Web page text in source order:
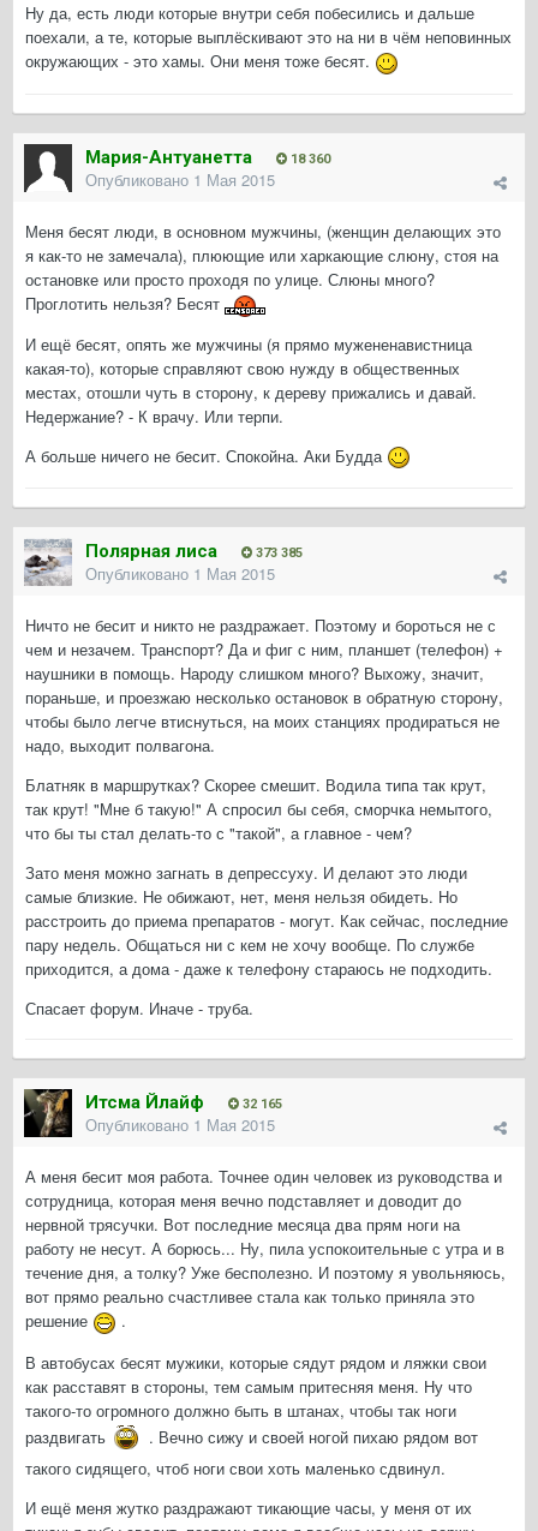
Ну да, есть люди которые внутри себя побесились и дальше
поехали, а те, которые выплёскивают это на ни в чём неповинных
окружающих - это хамы. Они меня тоже бесят.
Мария-Антуанетта 18 360
Опубликовано 1 Мая 2015
Меня бесят люди, в основном мужчины, (женщин делающих это
я как-то не замечала), плюющие или харкающие слюну, стоя на
остановке или просто проходя по улице. Слюны много?
Проглотить нельзя? Бесят
И ещё бесят, опять же мужчины (я прямо мужененавистница
какая-то), которые справляют свою нужду в общественных
местах, отошли чуть в сторону, к дереву прижались и давай.
Недержание? - К врачу. Или терпи.
А больше ничего не бесит. Спокойна. Аки Будда
Полярная лиса 373 385
Опубликовано 1 Мая 2015
Ничто не бесит и никто не раздражает. Поэтому и бороться не с
чем и незачем. Транспорт? Да и фиг с ним, планшет (телефон) +
наушники в помощь. Народу слишком много? Выхожу, значит,
пораньше, и проезжаю несколько остановок в обратную сторону,
чтобы было легче втиснуться, на моих станциях продираться не
надо, выходит полвагона.
Блатняк в маршрутках? Скорее смешит. Водила типа так крут,
так крут! "Мне б такую!" А спросил бы себя, сморчка немытого,
что бы ты стал делать-то с "такой", а главное - чем?
Зато меня можно загнать в депрессуху. И делают это люди
самые близкие. Не обижают, нет, меня нельзя обидеть. Но
расстроить до приема препаратов - могут. Как сейчас, последние
пару недель. Общаться ни с кем не хочу вообще. По службе
приходится, а дома - даже к телефону стараюсь не подходить.
Спасает форум. Иначе - труба.
Итсма Йлайф 32 165
Опубликовано 1 Мая 2015
А меня бесит моя работа. Точнее один человек из руководства и
сотрудница, которая меня вечно подставляет и доводит до
нервной трясучки. Вот последние месяца два прям ноги на
работу не несут. А борюсь... Ну, пила успокоительные с утра и в
течение дня, а толку? Уже бесполезно. И поэтому я увольняюсь,
вот прямо реально счастливее стала как только приняла это
решение
.
В автобусах бесят мужики, которые сядут рядом и ляжки свои
как расставят в стороны, тем самым притесняя меня. Ну что
такого-то огромного должно быть в штанах, чтобы так ноги
раздвигать
. Вечно сижу и своей ногой пихаю рядом вот
такого сидящего, чтоб ноги свои хоть маленько сдвинул.
И ещё меня жутко раздражают тикающие часы, у меня от их